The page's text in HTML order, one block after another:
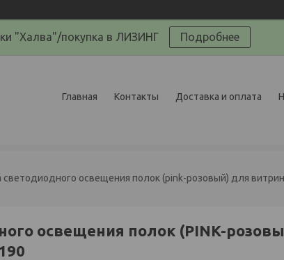
"Халва"/покупка в ЛИЗИНГ Подробнее
Главная Контакты Доставка и оплата
светодиодного освещения полок (pink-розовый) для
освещения полок (PINK-